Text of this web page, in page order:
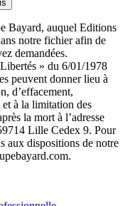
Bayard, auquel Editions
notre fichier afin de
demandées.
» du 6/01/1978
peuvent donner lieu à
d’effacement,
à la limitation des
la mort à l’adresse
Lille Cedex 9. Pour
aux dispositions de notre